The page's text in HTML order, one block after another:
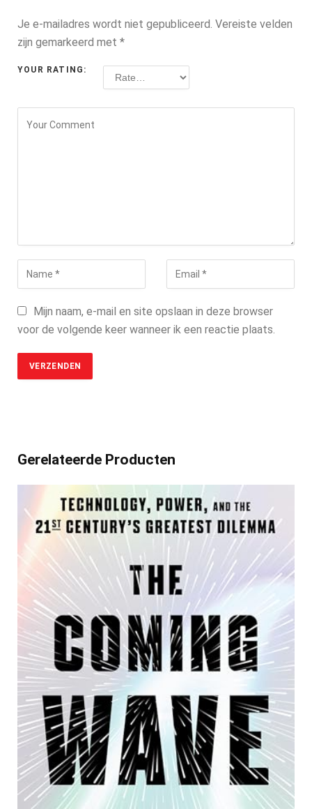
Je e-mailadres wordt niet gepubliceerd. Vereiste velden
zijn gemarkeerd met *
YOUR RATING:
Mijn naam, e-mail en site opslaan in deze browser
voor de volgende keer wanneer ik een reactie plaats.
Gerelateerde Producten